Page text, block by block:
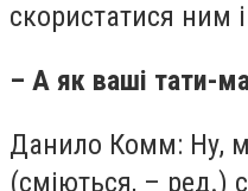
скористатися ним
– А як ваші тати-
Данило Комм: Ну,
(сміються, – ред.)